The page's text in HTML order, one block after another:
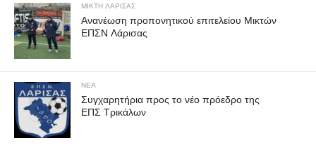
ΜΙΚΤΗ ΛΑΡΙΣΑΣ
Ανανέωση προπονητικού επιτελείου Μικτών
ΕΠΣΝ Λάρισας
ΝΕΑ
Συγχαρητήρια προς το νέο πρόεδρο της
ΕΠΣ Τρικάλων